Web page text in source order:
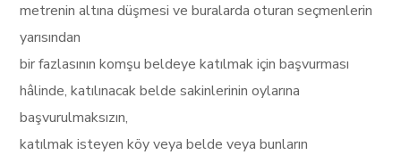
metrenin altına düşmesi ve buralarda oturan seçmenlerin
yarısından
bir fazlasının komşu beldeye katılmak için başvurması
hâlinde, katılınacak belde sakinlerinin oylarına
başvurulmaksızın,
katılmak isteyen köy veya belde veya bunların